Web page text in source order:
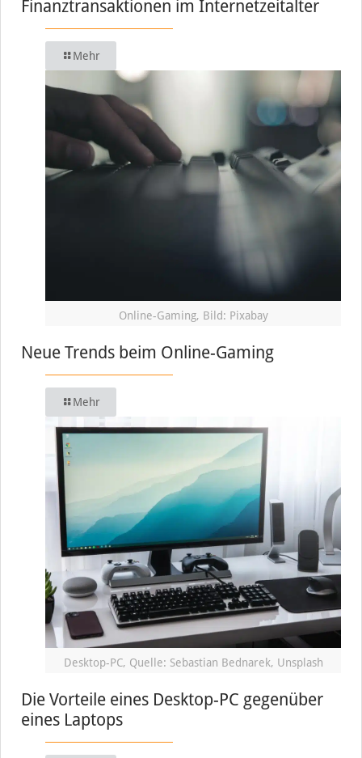
Finanztransaktionen im Internetzeitalter
Mehr
Online-Gaming, Bild: Pixabay
Neue Trends beim Online-Gaming
Mehr
Desktop-PC, Quelle: Sebastian Bednarek, Unsplash
Die Vorteile eines Desktop-PC gegenüber
eines Laptops